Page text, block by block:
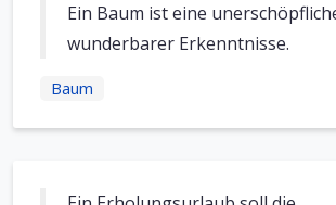
Ein Baum ist eine
wunderbarer Erkenntnisse.
Baum